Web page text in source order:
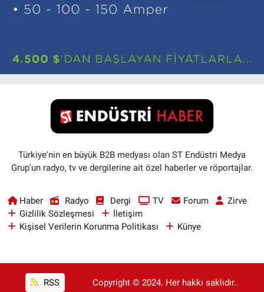
Türkiye'nin en büyük B2B medyası olan ST Endüstri Medya
Grup'un radyo, tv ve dergilerine ait özel haberler ve röportajlar.
Haber Radyo Dergi TV Forum
Zirve
Gizlilik Sözleşmesi
İletişim
Kişisel Verilerin Korunma Politikası
Künye
RSS Copyright © 2024. Her hakkı saklıdır..